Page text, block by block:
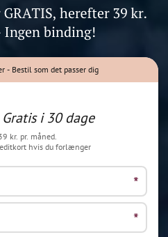
- Bestil som det passer dig
Gratis i 30 dage
kr. pr. måned.
hvis du forlænger